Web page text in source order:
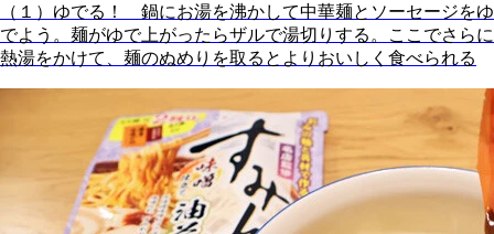
（１）ゆでる！ 鍋にお湯を沸かして中華麺とソーセージをゆ
でよう。麺がゆで上がったらザルで湯切りする。ここでさらに
熱湯をかけて、麺のぬめりを取るとよりおいしく食べられる